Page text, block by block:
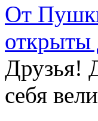
От
открыты
Друзья!
себя